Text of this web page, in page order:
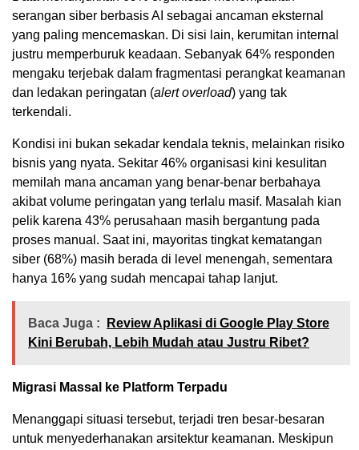
serangan siber berbasis AI sebagai ancaman eksternal
yang paling mencemaskan. Di sisi lain, kerumitan internal
justru memperburuk keadaan. Sebanyak 64% responden
mengaku terjebak dalam fragmentasi perangkat keamanan
dan ledakan peringatan (alert overload) yang tak
terkendali.
Kondisi ini bukan sekadar kendala teknis, melainkan risiko
bisnis yang nyata. Sekitar 46% organisasi kini kesulitan
memilah mana ancaman yang benar-benar berbahaya
akibat volume peringatan yang terlalu masif. Masalah kian
pelik karena 43% perusahaan masih bergantung pada
proses manual. Saat ini, mayoritas tingkat kematangan
siber (68%) masih berada di level menengah, sementara
hanya 16% yang sudah mencapai tahap lanjut.
Baca Juga :
Review Aplikasi di Google Play Store
Kini Berubah, Lebih Mudah atau Justru Ribet?
Migrasi Massal ke Platform Terpadu
Menanggapi situasi tersebut, terjadi tren besar-besaran
untuk menyederhanakan arsitektur keamanan. Meskipun